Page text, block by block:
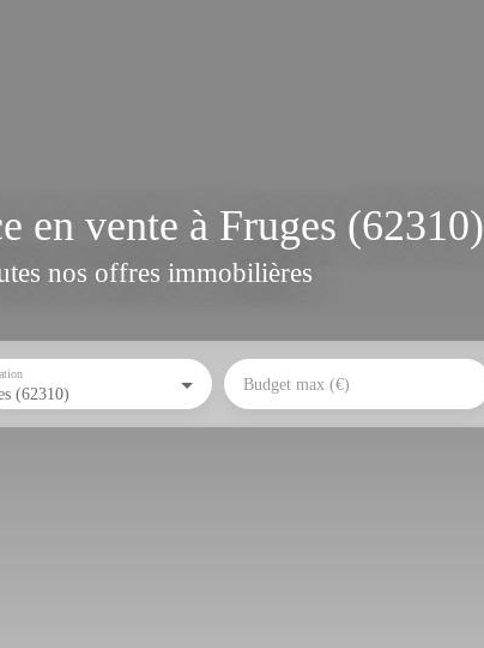
en vente à Fruges (62310)
nos offres immobilières
(62310) Budget max (€)